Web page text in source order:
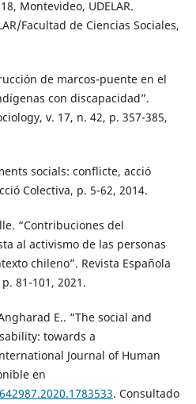
Montevideo, UDELAR.
Facultad de Ciencias Sociales,
de marcos-puente en el
con discapacidad”.
v. 17, n. 42, p. 357-385,
socials: conflicte, acció
Colectiva, p. 5-62, 2014.
“Contribuciones del
al activismo de las personas
chileno”. Revista Española
81-101, 2021.
E.. “The social and
towards a
Journal of Human
en
. Consultado